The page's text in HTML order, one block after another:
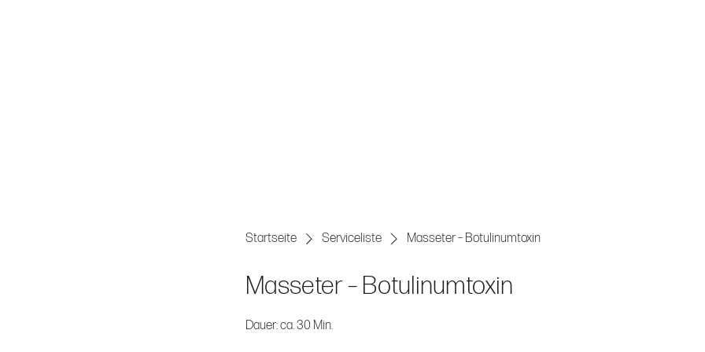
Startseite Serviceliste Masseter – Botulinumtoxin
Masseter – Botulinumtoxin
Dauer: ca. 30 Min.